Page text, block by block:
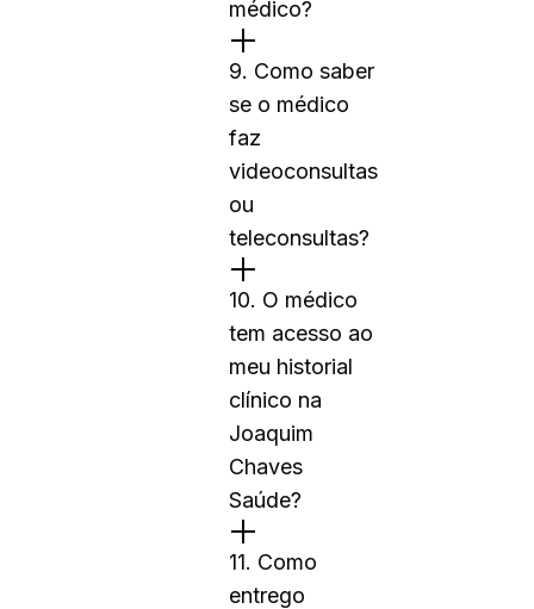
médico?
9. Como saber
se o médico
faz
videoconsultas
ou
teleconsultas?
10. O médico
tem acesso ao
meu historial
clínico na
Joaquim
Chaves
Saúde?
11. Como
entrego